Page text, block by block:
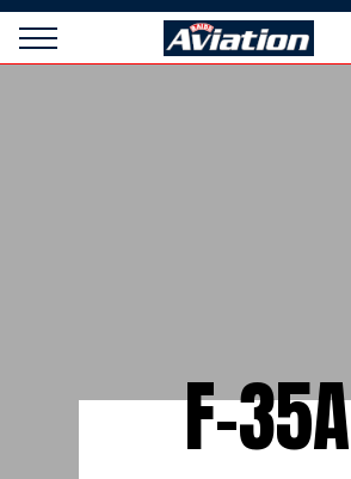
Raids
F-35A
Panneau de gestion des cookies